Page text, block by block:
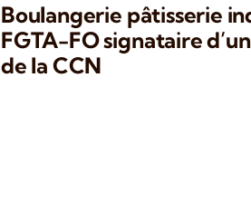
Boulangerie pâtisserie
FGTA-FO signataire
de la CCN